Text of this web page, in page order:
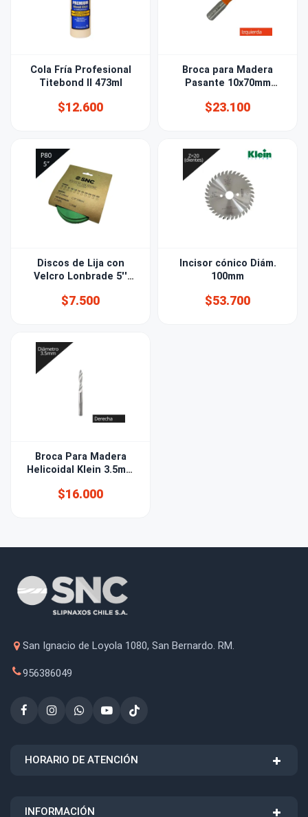
Cola Fría Profesional
Titebond II 473ml
$12.600
Broca para Madera
Pasante 10x70mm
$23.100
Discos de Lija con
Velcro Lonbrade 5''
$7.500
Incisor cónico Diám.
100mm
$53.700
Broca Para Madera
Helicoidal Klein 3.5mm
$16.000
San Ignacio de Loyola 1080, San Bernardo. RM.
956386049
HORARIO DE ATENCIÓN
INFORMACIÓN